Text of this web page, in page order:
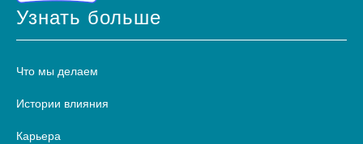
Узнать больше
Что мы делаем
Истории влияния
Карьера